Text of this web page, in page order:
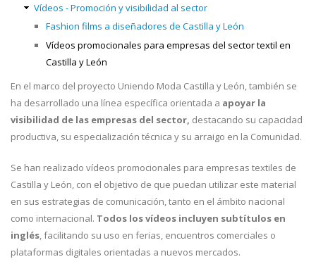
Vídeos - Promoción y visibilidad al sector
Fashion films a diseñadores de Castilla y León
Vídeos promocionales para empresas del sector textil en
Castilla y León
En el marco del proyecto Uniendo Moda Castilla y León, también se
ha desarrollado una línea específica orientada a apoyar la
visibilidad de las empresas del sector, destacando su capacidad
productiva, su especialización técnica y su arraigo en la Comunidad.
Se han realizado vídeos promocionales para empresas textiles de
Castilla y León, con el objetivo de que puedan utilizar este material
en sus estrategias de comunicación, tanto en el ámbito nacional
como internacional. Todos los vídeos incluyen subtítulos en
inglés, facilitando su uso en ferias, encuentros comerciales o
plataformas digitales orientadas a nuevos mercados.